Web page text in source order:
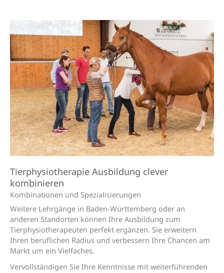
Tierphysiotherapie Ausbildung clever
kombinieren
Kombinationen und Speziali­sierungen
Weitere Lehrgänge in Baden-Württemberg oder an
anderen Standorten können Ihre Ausbildung zum
Tierphysiotherapeuten perfekt ergänzen. Sie erweitern
Ihren beruflichen Radius und verbessern Ihre Chancen am
Markt um ein Vielfaches.
Vervollständigen Sie Ihre Kenntnisse mit weiterführenden